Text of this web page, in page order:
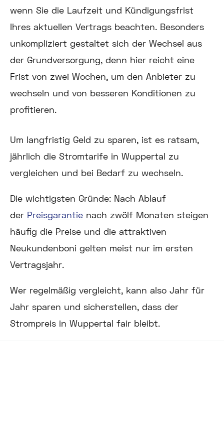
wenn Sie die Laufzeit und Kündigungsfrist
Ihres aktuellen Vertrags beachten. Besonders
unkompliziert gestaltet sich der Wechsel aus
der Grundversorgung, denn hier reicht eine
Frist von zwei Wochen, um den Anbieter zu
wechseln und von besseren Konditionen zu
profitieren.
Um langfristig Geld zu sparen, ist es ratsam,
jährlich die Stromtarife in Wuppertal zu
vergleichen und bei Bedarf zu wechseln.
Die wichtigsten Gründe: Nach Ablauf
der Preisgarantie nach zwölf Monaten steigen
häufig die Preise und die attraktiven
Neukundenboni gelten meist nur im ersten
Vertragsjahr.
Wer regelmäßig vergleicht, kann also Jahr für
Jahr sparen und sicherstellen, dass der
Strompreis in Wuppertal fair bleibt.